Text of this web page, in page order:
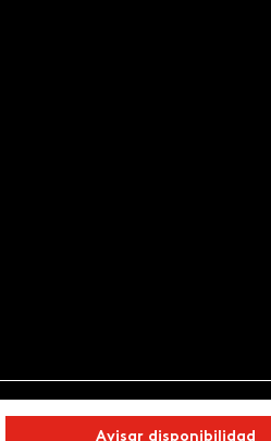
Avisar disponibilidad